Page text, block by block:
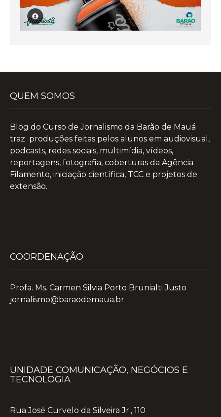
QUEM SOMOS
Blog do Curso de Jornalismo da Barão de Mauá
traz produções feitas pelos alunos em audiovisual,
podcasts, redes sociais, multimídia, vídeos,
reportagens, fotografia, coberturas da Agência
Filamento, iniciação científica, TCC e projetos de
extensão.
COORDENAÇÃO
Profa. Ms. Carmen Silvia Porto Brunialti Justo
jornalismo@baraodemaua.br
UNIDADE COMUNICAÇÃO, NEGÓCIOS E
TECNOLOGIA
Rua José Curvelo da Silveira Jr., 110